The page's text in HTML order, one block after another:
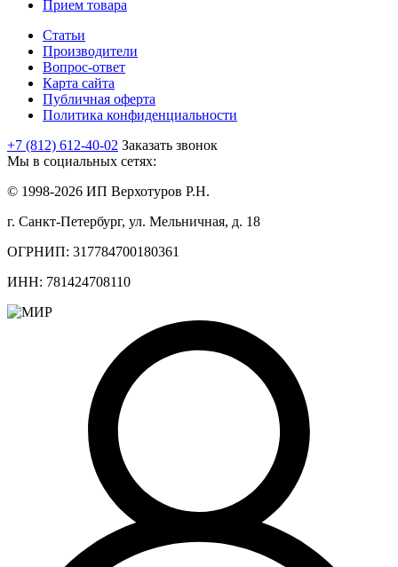
Прием товара
Статьи
Производители
Вопрос-ответ
Карта сайта
Публичная оферта
Политика конфиденциальности
+7 (812) 612-40-02 Заказать звонок
Мы в социальных сетях:
© 1998-2026 ИП Верхотуров Р.Н.
г. Санкт-Петербург, ул. Мельничная, д. 18
ОГРНИП: 317784700180361
ИНН: 781424708110